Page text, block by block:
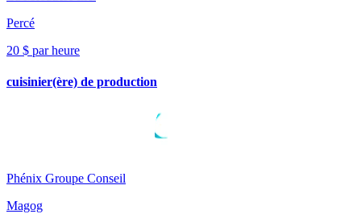
Percé
20 $ par heure
cuisinier(ère) de production
Phénix Groupe Conseil
Magog